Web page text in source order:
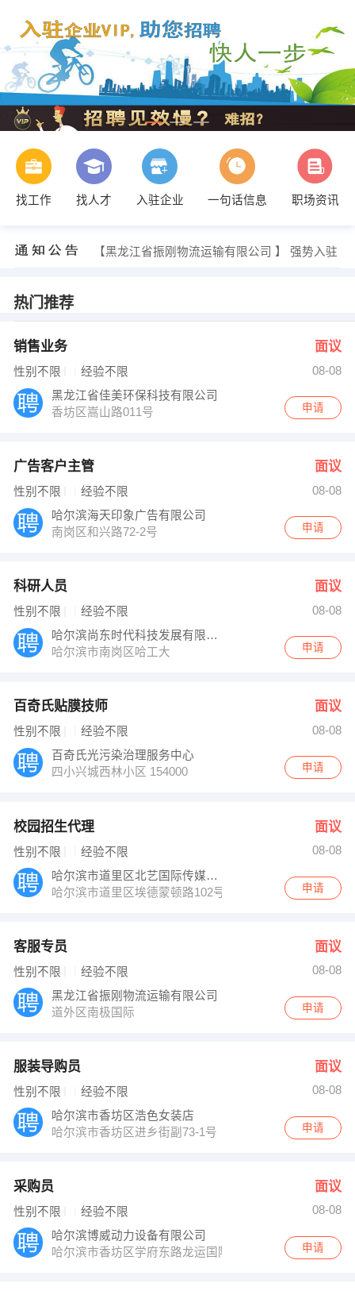
找工作 找人才 入驻企业 一句话信息
职场资讯
【黑龙江省振刚物流运输有限公司 】 强势入驻
李老师 发布 [校园招生代理 ] 招聘信息
热门推荐
销售业务 面议
性别不限 经验不限
08-08
黑龙江省佳美环保科技有限公司
香坊区嵩山路011号
申请
广告客户主管 面议
性别不限 经验不限
08-08
哈尔滨海天印象广告有限公司
南岗区和兴路72-2号
申请
科研人员 面议
性别不限 经验不限
08-08
哈尔滨尚东时代科技发展有限公司
哈尔滨市南岗区哈工大
申请
百奇氏贴膜技师 面议
性别不限 经验不限
08-08
百奇氏光污染治理服务中心
四小兴城西林小区 154000
申请
校园招生代理 面议
性别不限 经验不限
08-08
哈尔滨市道里区北艺国际传媒培训学校
哈尔滨市道里区埃德蒙顿路102号
申请
客服专员 面议
性别不限 经验不限
08-08
黑龙江省振刚物流运输有限公司
道外区南极国际
申请
服装导购员 面议
性别不限 经验不限
08-08
哈尔滨市香坊区浩色女装店
哈尔滨市香坊区进乡街副73-1号
申请
采购员 面议
性别不限 经验不限
08-08
哈尔滨博威动力设备有限公司
哈尔滨市香坊区学府东路龙运国际汽配城A1-21号102国
申请